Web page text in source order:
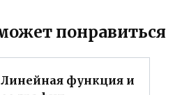
понравиться
Линейная функция и